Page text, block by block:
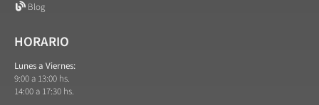
Blog
HORARIO
Lunes a Viernes:
9:00 a 13:00 hs.
14:00 a 17:30 hs.